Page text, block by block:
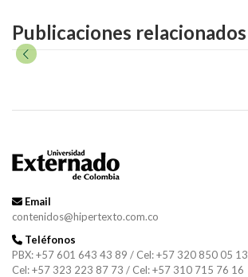
Publicaciones relacionados
Email
contenidos@hipertexto.com.co
Teléfonos
PBX: +57 601 643 43 89 / Cel: +57 320 850 05 13
Cel: +57 323 223 87 73 / Cel: +57 310 715 76 16